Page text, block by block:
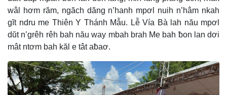
wâl hơm răm, ngăch dăng n’hanh mpơl nuih n’hâm nkah
gĭt ndru me Thiên Y Thánh Mẫu. Lễ Vía Bà lah nău mpơl
dŭt n’grêh rêh bah nău way mbah brah Me bah ƀon lan dơi
mât ntơm bah kăl e tât aƀaơ.